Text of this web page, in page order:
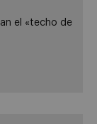
el «techo de